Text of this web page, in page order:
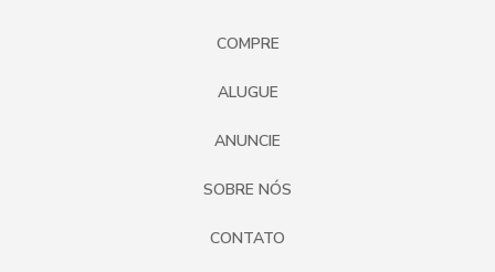
COMPRE
ALUGUE
ANUNCIE
SOBRE NÓS
CONTATO